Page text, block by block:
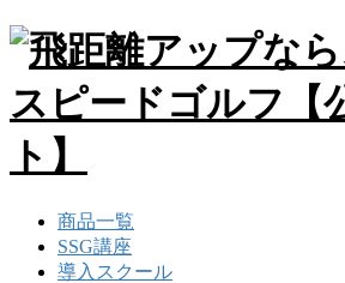
商品一覧
SSG講座
導入スクール